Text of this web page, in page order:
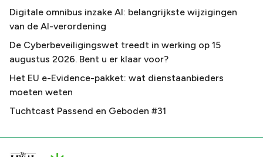
Digitale omnibus inzake AI: belangrijkste wijzigingen
van de AI-verordening
De Cyberbeveiligingswet treedt in werking op 15
augustus 2026. Bent u er klaar voor?
Het EU e-Evidence-pakket: wat dienstaanbieders
moeten weten
Tuchtcast Passend en Geboden #31